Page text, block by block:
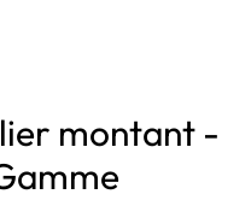
montant -